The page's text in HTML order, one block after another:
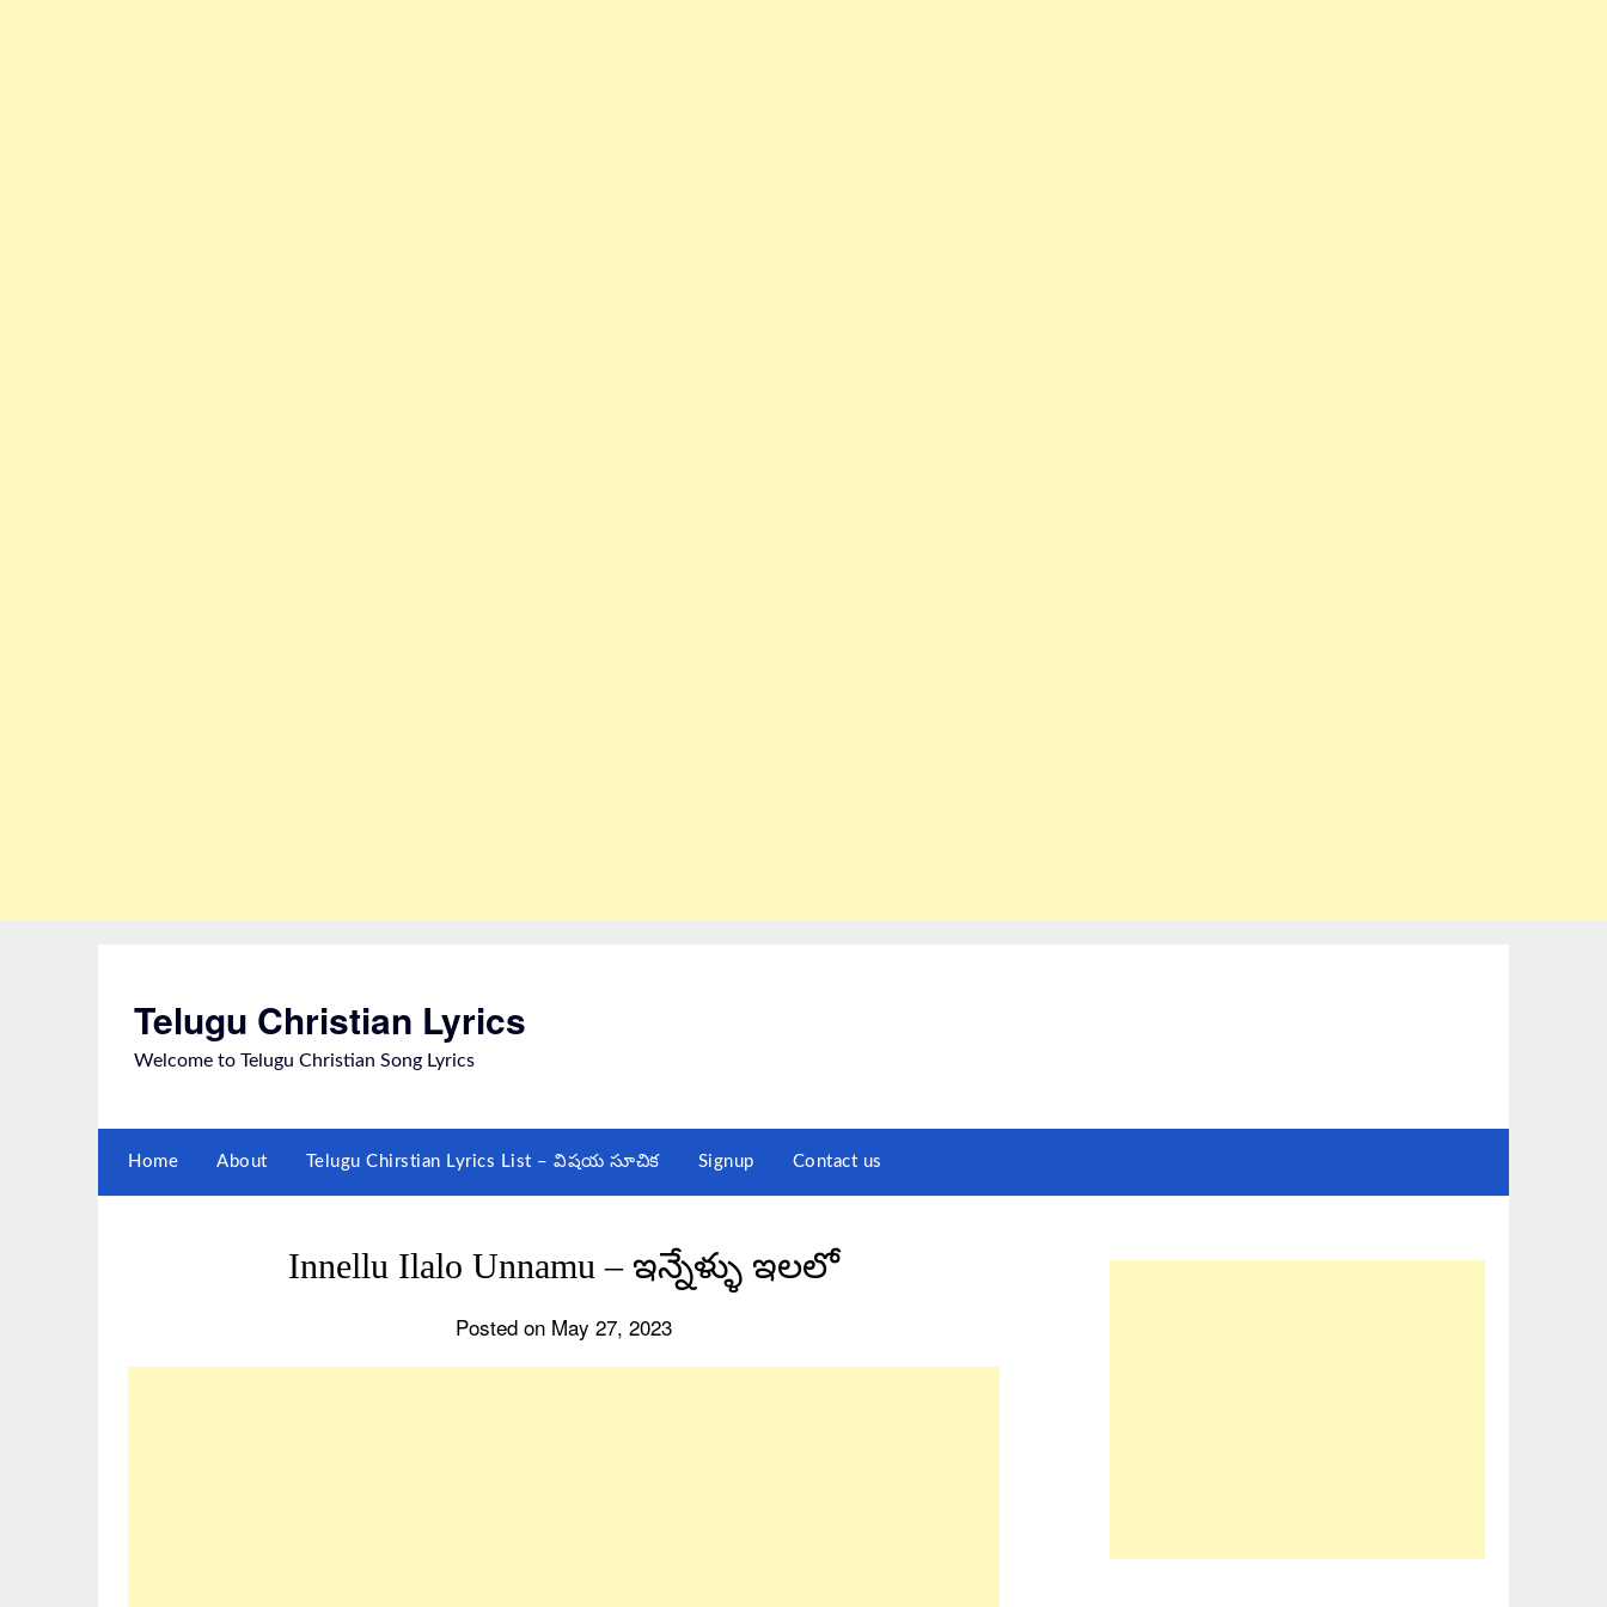
Telugu Christian Lyrics
Welcome to Telugu Christian Song Lyrics
Home About Telugu Chirstian Lyrics List – విషయ సూచిక Signup Contact us
Innellu Ilalo Unnamu – ఇన్నేళ్ళు ఇలలో
Posted on May 27, 2023